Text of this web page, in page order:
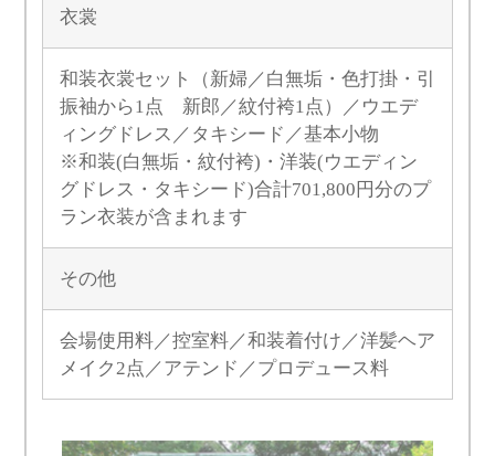
衣裳
和装衣裳セット（新婦／白無垢・色打掛・引
振袖から1点 新郎／紋付袴1点）／ウエデ
ィングドレス／タキシード／基本小物
※和装(白無垢・紋付袴)・洋装(ウエディン
グドレス・タキシード)合計701,800円分のプ
ラン衣装が含まれます
その他
会場使用料／控室料／和装着付け／洋髪ヘア
メイク2点／アテンド／プロデュース料